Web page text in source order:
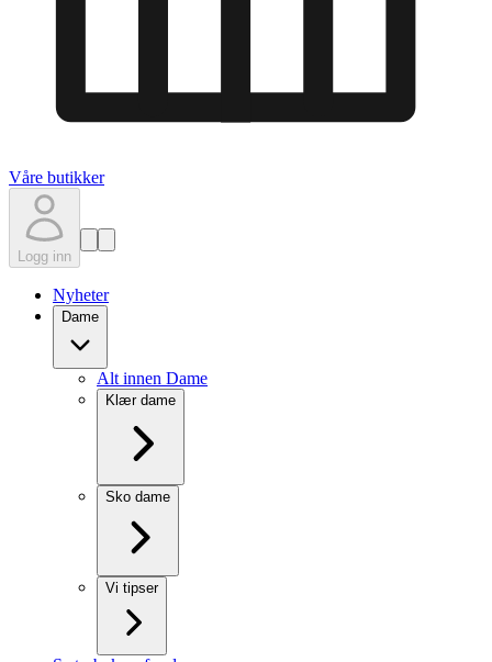
Våre butikker
Logg inn
Nyheter
Dame
Alt innen Dame
Klær dame
Sko dame
Vi tipser